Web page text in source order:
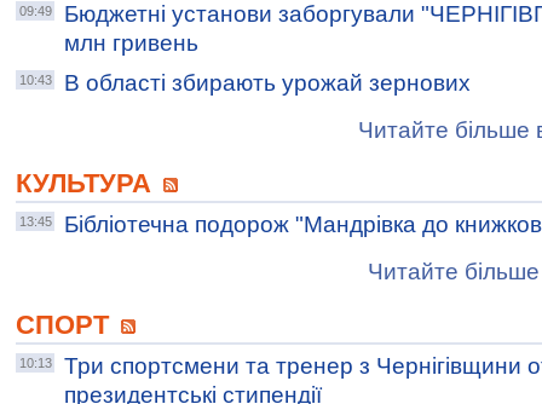
09:49
Бюджетні установи заборгували
млн гривень
10:43
В області збирають урожай зернових
Читайте більше
КУЛЬТУРА
13:45
Бібліотечна подорож "Мандрівка до
Читайте більше
СПОРТ
10:13
Три спортсмени та тренер з Чернігівщини
президентські стипендії